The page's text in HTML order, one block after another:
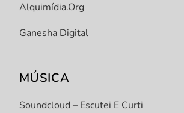
Alquimídia.org
Ganesha Digital
MÚSICA
Soundcloud – Escutei E Curti